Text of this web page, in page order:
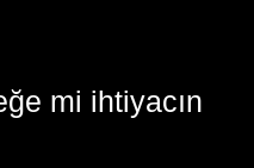
mi ihtiyacın